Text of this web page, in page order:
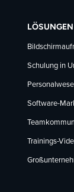
LÖSUNGEN
Schulung in
Software-
Trainings-